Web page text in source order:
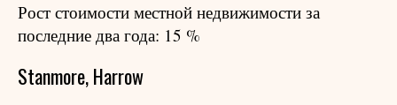
Рост стоимости местной недвижимости за
последние два года: 15 %
Stanmore, Harrow